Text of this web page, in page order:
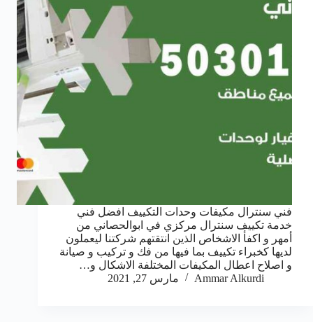
فني سنترال مكيفات وحدات التكييف افضل فني
خدمة تكييف سنترال مركزي في ابوالحصاني من
أمهر و اكفأ الاشخاص الذين انتقتهم شركتنا ليعملون
لديها كخبراء تكييف بما فيها من فك و تركيب و صيانة
و اصلاح اعطال المكيفات المختلفة الاشكال و…
Ammar Alkurdi
مارس 27, 2021